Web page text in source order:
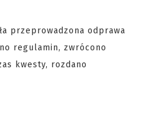
przeprowadzona odprawa
regulamin, zwrócono
kwesty, rozdano